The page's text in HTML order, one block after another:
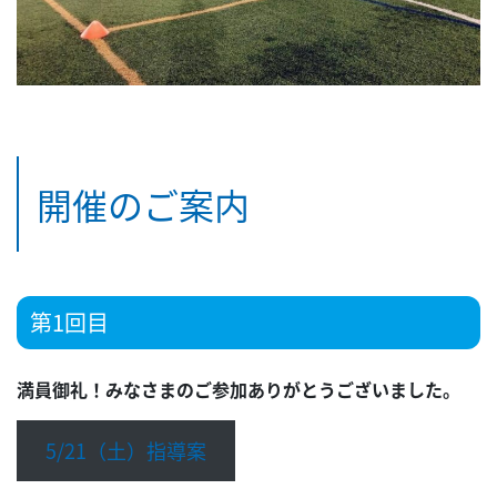
開催のご案内
第1回目
満員御礼！みなさまのご参加ありがとうございました。
5/21（土）指導案